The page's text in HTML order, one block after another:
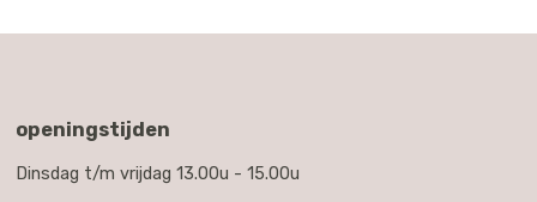
openingstijden
Dinsdag t/m vrijdag 13.00u - 15.00u